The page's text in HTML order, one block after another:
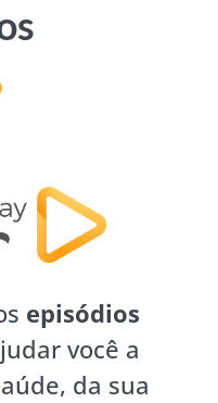
episódios
você a
da sua